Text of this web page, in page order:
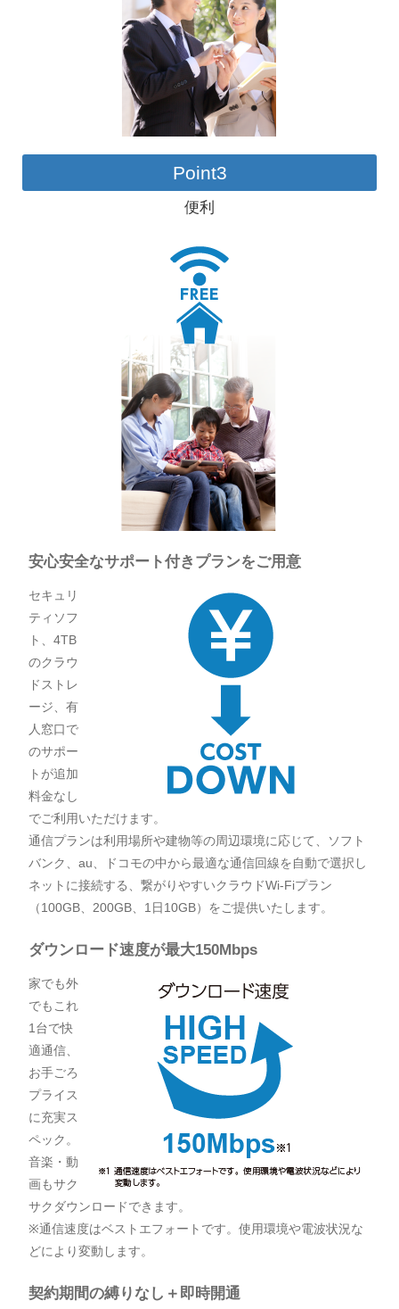
Point3
便利
安心安全なサポート付きプランをご用意
セキュリ
ティソフ
ト、4TB
のクラウ
ドストレ
ージ、有
人窓口で
のサポー
トが追加
料金なし
でご利用いただけます。
通信プランは利用場所や建物等の周辺環境に応じて、ソフト
バンク、au、ドコモの中から最適な通信回線を自動で選択し
ネットに接続する、繋がりやすいクラウドWi-Fiプラン
（100GB、200GB、1日10GB）をご提供いたします。
ダウンロード速度が最大150Mbps
家でも外
でもこれ
1台で快
適通信、
お手ごろ
プライス
に充実ス
ペック。
音楽・動
画もサク
サクダウンロードできます。
※通信速度はベストエフォートです。使用環境や電波状況な
どにより変動します。
契約期間の縛りなし＋即時開通